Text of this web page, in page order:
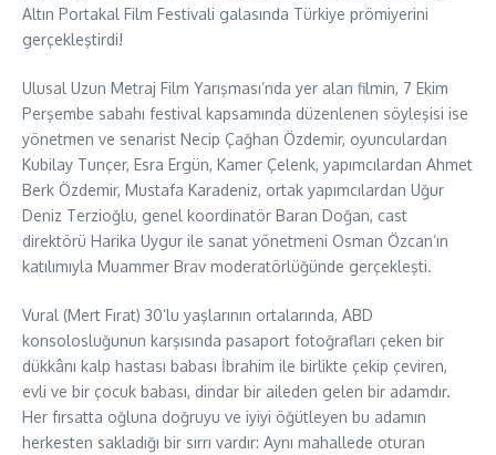
Altın Portakal Film Festivali galasında Türkiye prömiyerini
gerçekleştirdi!
Ulusal Uzun Metraj Film Yarışması’nda yer alan filmin, 7 Ekim
Perşembe sabahı festival kapsamında düzenlenen söyleşisi ise
yönetmen ve senarist Necip Çağhan Özdemir, oyunculardan
Kubilay Tunçer, Esra Ergün, Kamer Çelenk, yapımcılardan Ahmet
Berk Özdemir, Mustafa Karadeniz, ortak yapımcılardan Uğur
Deniz Terzioğlu, genel koordinatör Baran Doğan, cast
direktörü Harika Uygur ile sanat yönetmeni Osman Özcan’ın
katılımıyla Muammer Brav moderatörlüğünde gerçekleşti.
Vural (Mert Fırat) 30’lu yaşlarının ortalarında, ABD
konsolosluğunun karşısında pasaport fotoğrafları çeken bir
dükkânı kalp hastası babası İbrahim ile birlikte çekip çeviren,
evli ve bir çocuk babası, dindar bir aileden gelen bir adamdır.
Her fırsatta oğluna doğruyu ve iyiyi öğütleyen bu adamın
herkesten sakladığı bir sırrı vardır: Aynı mahallede oturan